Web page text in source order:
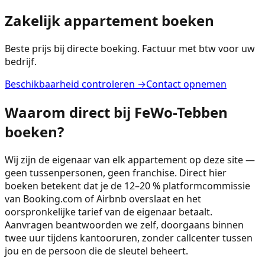
Zakelijk appartement boeken
Beste prijs bij directe boeking. Factuur met btw voor uw
bedrijf.
Beschikbaarheid controleren →Contact opnemen
Waarom direct bij FeWo-Tebben
boeken?
Wij zijn de eigenaar van elk appartement op deze site —
geen tussenpersonen, geen franchise. Direct hier
boeken betekent dat je de 12–20 % platformcommissie
van Booking.com of Airbnb overslaat en het
oorspronkelijke tarief van de eigenaar betaalt.
Aanvragen beantwoorden we zelf, doorgaans binnen
twee uur tijdens kantooruren, zonder callcenter tussen
jou en de persoon die de sleutel beheert.